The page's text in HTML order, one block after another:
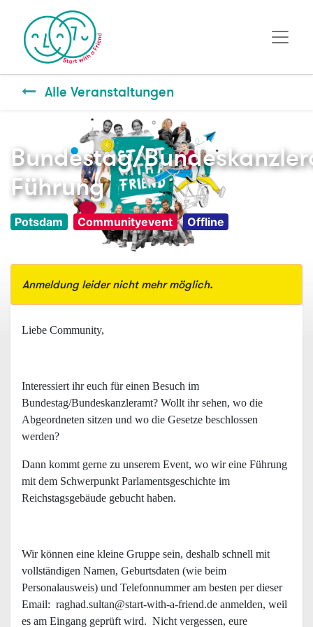
Alle Veranstaltungen
Bundestag/
Führung
Potsdam Communityevent Offline
Anmeldung leider nicht mehr möglich.
Liebe Community,
Interessiert ihr euch für einen Besuch im
Bundestag/Bundeskanzleramt? Wollt ihr sehen, wo die
Abgeordneten sitzen und wo die Gesetze beschlossen
werden?
Dann kommt gerne zu unserem Event, wo wir eine Führung
mit dem Schwerpunkt Parlamentsgeschichte im
Reichstagsgebäude gebucht haben.
Wir können eine kleine Gruppe sein, deshalb schnell mit
vollständigen Namen, Geburtsdaten (wie beim
Personalausweis) und Telefonnummer am besten per dieser
Email: raghad.sultan@start-with-a-friend.de anmelden, weil
es am Eingang geprüft wird. Nicht vergessen, eure